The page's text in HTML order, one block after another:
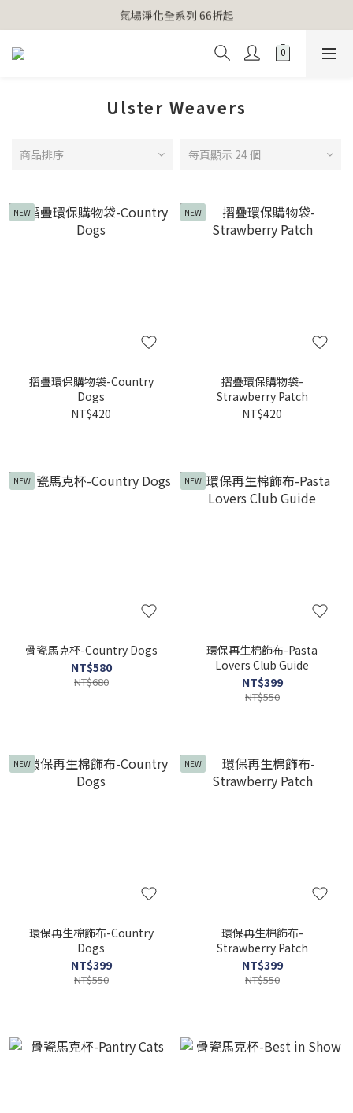
【官網獨家】首次消費 不限金額 即送 香遇熊超人行李吊牌
氣場淨化全系列 66折起
【官網獨家】首次消費 不限金額 即送 香遇熊超人行李吊牌
Ulster Weavers
商品排序 每頁顯示 24 個
NEW
摺疊環保購物袋-Country
Dogs
NT$420
NEW
摺疊環保購物袋-
Strawberry Patch
NT$420
NEW
骨瓷馬克杯-Country Dogs
NT$580
NT$680
NEW
環保再生棉飾布-Pasta
Lovers Club Guide
NT$399
NT$550
NEW
環保再生棉飾布-Country
Dogs
NT$399
NT$550
NEW
環保再生棉飾布-
Strawberry Patch
NT$399
NT$550